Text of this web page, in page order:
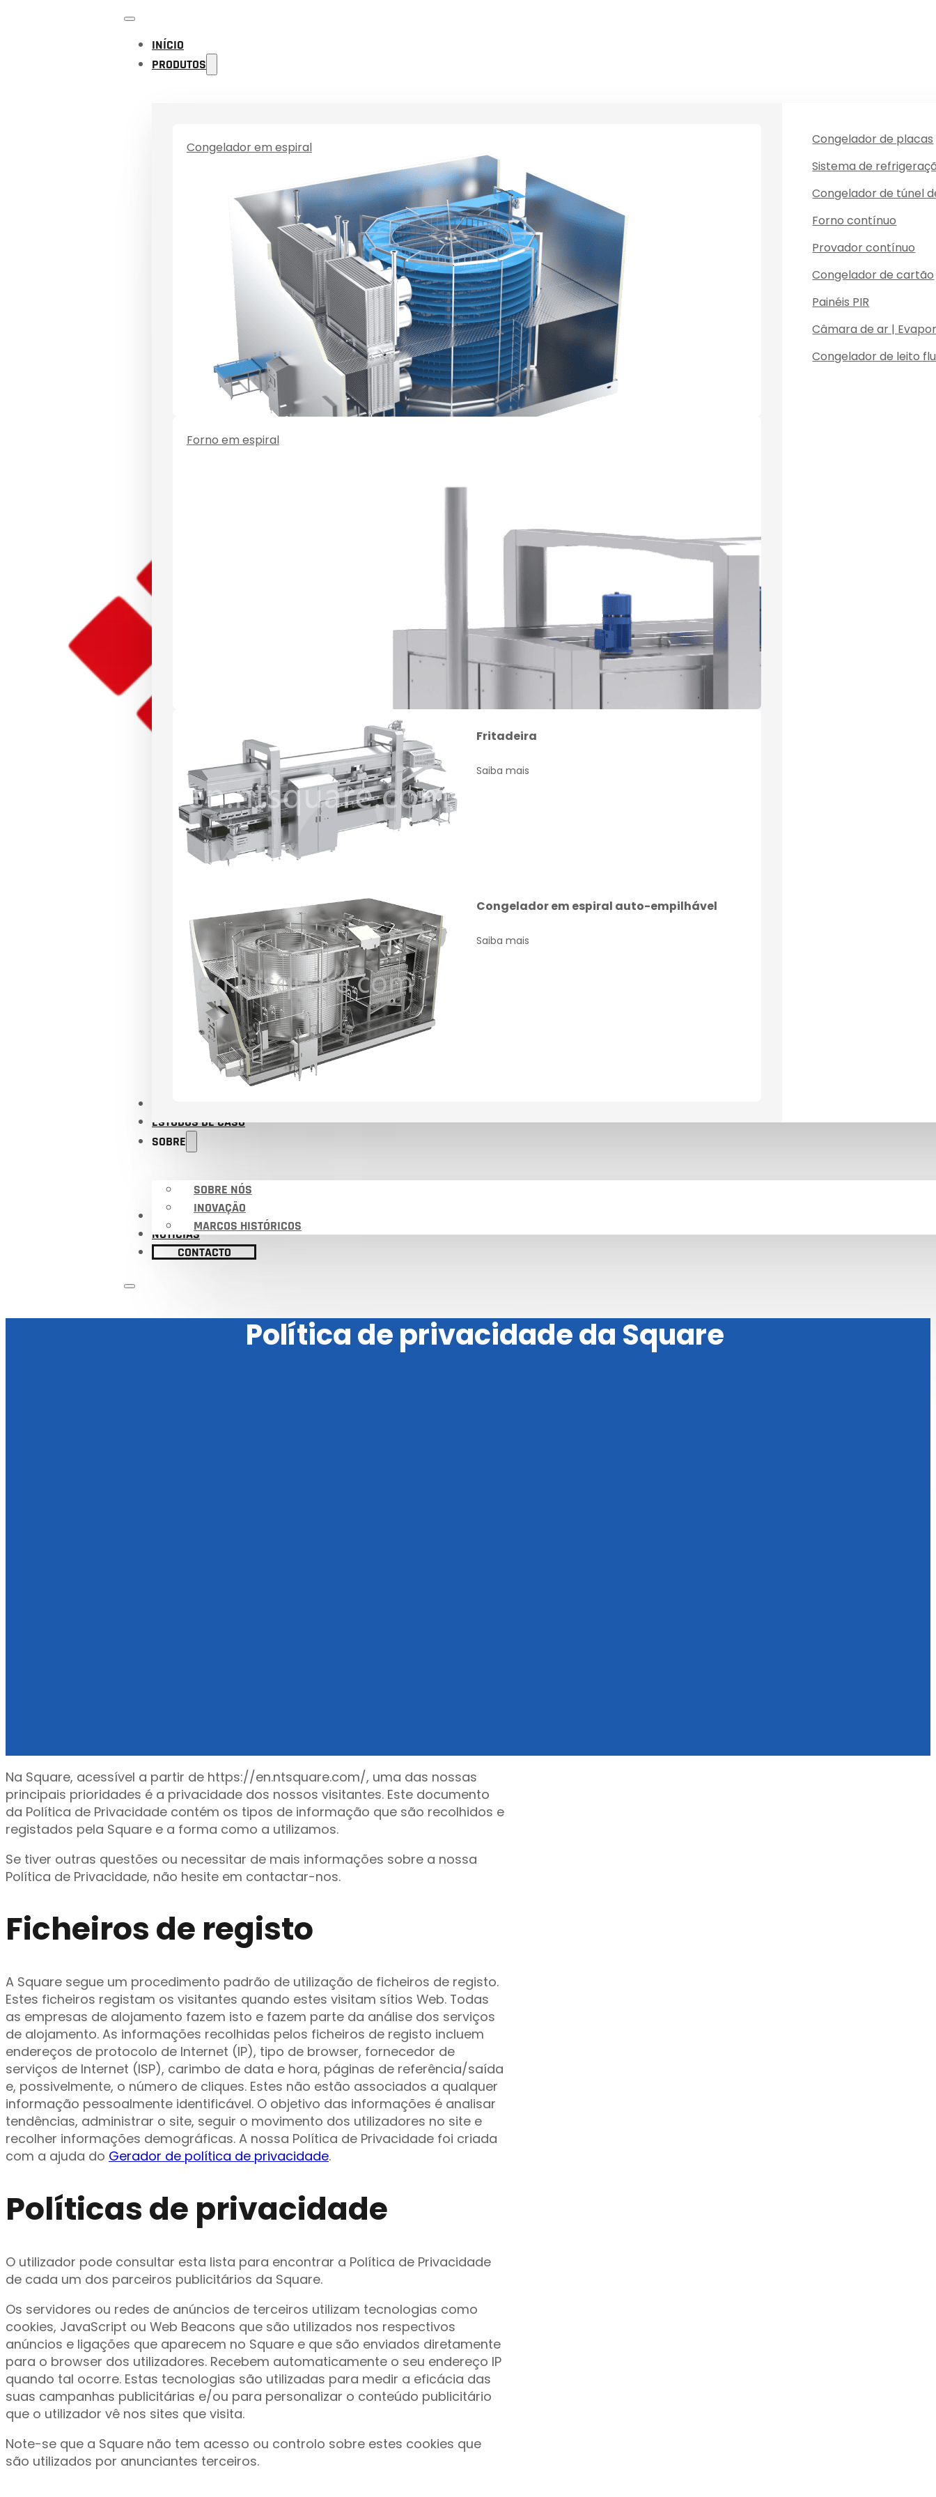
INÍCIO
PRODUTOS
Congelador em espiral
Forno em espiral
Fritadeira
Saiba mais
Congelador em espiral auto-empilhável
Saiba mais
Congelador de placas
Sistema de
Congelador de túnel
Forno contínuo
Provador contínuo
Congelador de cartão
Painéis PIR
Câmara de ar |
Congelador de leito
ESTUDOS DE CASO
SOBRE
SOBRE NÓS
INOVAÇÃO
MARCOS HISTÓRICOS
CERTIFICADOS
NOTÍCIAS
CONTACTO
Política de privacidade da Square
Na Square, acessível a partir de https://en.ntsquare.com/, uma das nossas
principais prioridades é a privacidade dos nossos visitantes. Este documento
da Política de Privacidade contém os tipos de informação que são recolhidos e
registados pela Square e a forma como a utilizamos.
Se tiver outras questões ou necessitar de mais informações sobre a nossa
Política de Privacidade, não hesite em contactar-nos.
Ficheiros de registo
A Square segue um procedimento padrão de utilização de ficheiros de registo.
Estes ficheiros registam os visitantes quando estes visitam sítios Web. Todas
as empresas de alojamento fazem isto e fazem parte da análise dos serviços
de alojamento. As informações recolhidas pelos ficheiros de registo incluem
endereços de protocolo de Internet (IP), tipo de browser, fornecedor de
serviços de Internet (ISP), carimbo de data e hora, páginas de referência/saída
e, possivelmente, o número de cliques. Estes não estão associados a qualquer
informação pessoalmente identificável. O objetivo das informações é analisar
tendências, administrar o site, seguir o movimento dos utilizadores no site e
recolher informações demográficas. A nossa Política de Privacidade foi criada
com a ajuda do Gerador de política de privacidade.
Políticas de privacidade
O utilizador pode consultar esta lista para encontrar a Política de Privacidade
de cada um dos parceiros publicitários da Square.
Os servidores ou redes de anúncios de terceiros utilizam tecnologias como
cookies, JavaScript ou Web Beacons que são utilizados nos respectivos
anúncios e ligações que aparecem no Square e que são enviados diretamente
para o browser dos utilizadores. Recebem automaticamente o seu endereço IP
quando tal ocorre. Estas tecnologias são utilizadas para medir a eficácia das
suas campanhas publicitárias e/ou para personalizar o conteúdo publicitário
que o utilizador vê nos sites que visita.
Note-se que a Square não tem acesso ou controlo sobre estes cookies que
são utilizados por anunciantes terceiros.